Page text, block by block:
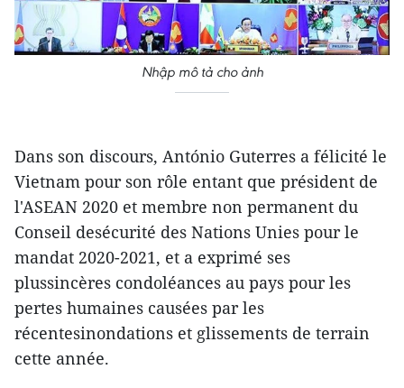
Nhập mô tả cho ảnh
Dans son discours, António Guterres a félicité le
Vietnam pour son rôle entant que président de
l'ASEAN 2020 et membre non permanent du
Conseil desécurité des Nations Unies pour le
mandat 2020-2021, et a exprimé ses
plussincères condoléances au pays pour les
pertes humaines causées par les
récentesinondations et glissements de terrain
cette année.